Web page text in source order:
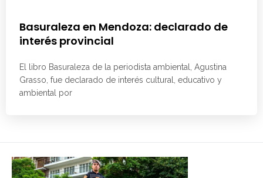
Basuraleza en Mendoza: declarado de
interés provincial
El libro Basuraleza de la periodista ambiental, Agustina
Grasso, fue declarado de interés cultural, educativo y
ambiental por